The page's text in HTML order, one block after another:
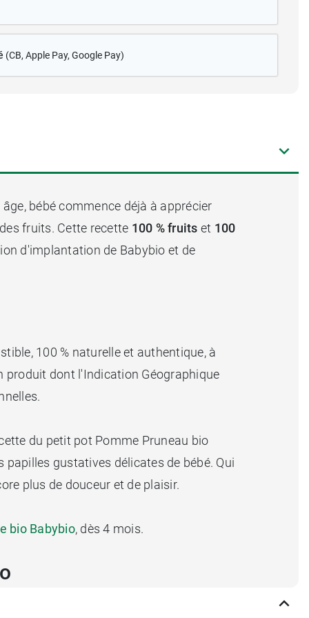
(CB, Apple Pay, Google Pay)
bébé commence déjà à apprécier
fruits. Cette recette 100 % fruits et 100
d'implantation de Babybio et de
100 % naturelle et authentique, à
produit dont l'Indication Géographique
du petit pot Pomme Pruneau bio
gustatives délicates de bébé. Qui
plus de douceur et de plaisir.
bio Babybio, dès 4 mois.